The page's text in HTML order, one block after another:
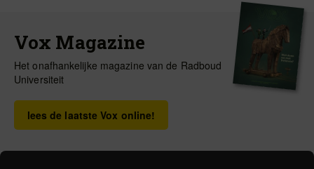
Vox Magazine
Het onafhankelijke magazine van de Radboud
Universiteit
lees de laatste Vox online!